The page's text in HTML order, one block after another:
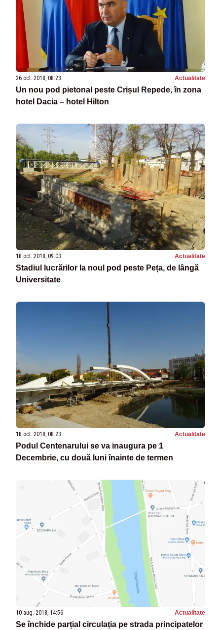
26 oct. 2018, 08:23 Actualitate
Un nou pod pietonal peste Crișul Repede, în zona
hotel Dacia – hotel Hilton
18 oct. 2018, 09:03 Actualitate
Stadiul lucrărilor la noul pod peste Peța, de lângă
Universitate
18 oct. 2018, 08:23 Actualitate
Podul Centenarului se va inaugura pe 1
Decembrie, cu două luni înainte de termen
10 aug. 2018, 14:56 Actualitate
Se închide parțial circulația pe strada principatelor